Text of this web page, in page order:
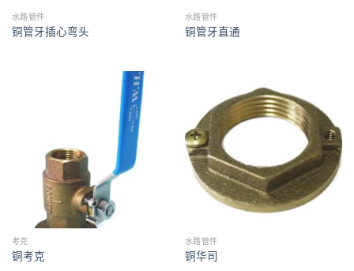
水路管件
铜管牙插心弯头
水路管件
铜管牙直通
考克
铜考克
水路管件
铜华司